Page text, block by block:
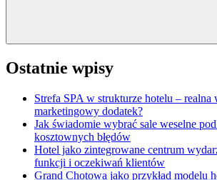
Ostatnie wpisy
Strefa SPA w strukturze hotelu – realna
marketingowy dodatek?
Jak świadomie wybrać sale weselne
kosztownych błędów
Hotel jako zintegrowane centrum
funkcji i oczekiwań klientów
Grand Chotowa jako przykład modelu